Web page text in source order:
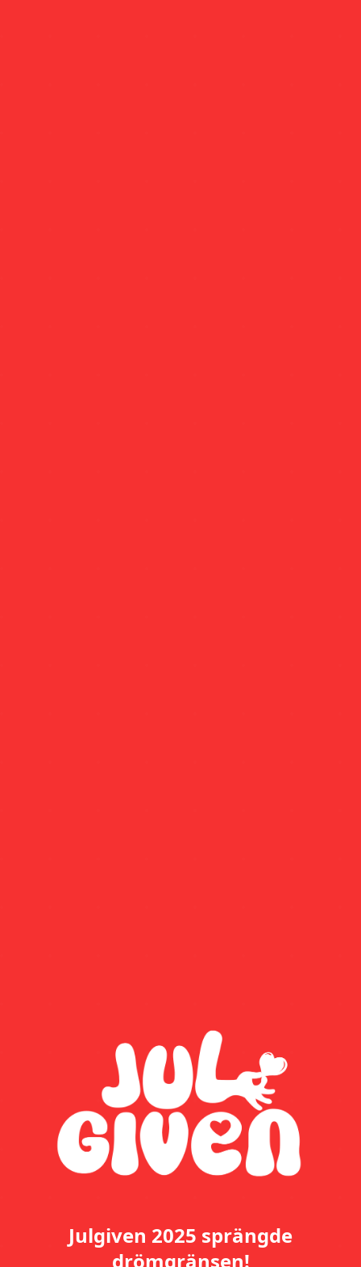
Julgiven 2025 sprängde
drömgränsen!